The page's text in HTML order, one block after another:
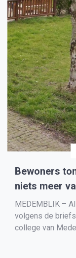
Bewoners
niets meer
MEDEMBLIK –
volgens de
college van
Een deel van de